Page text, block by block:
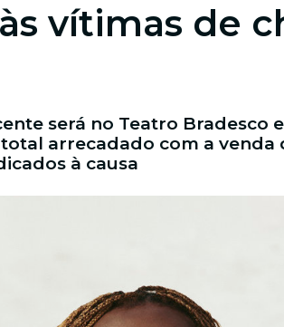
vítimas de
será no Teatro Bradesco
total arrecadado com a venda
à causa